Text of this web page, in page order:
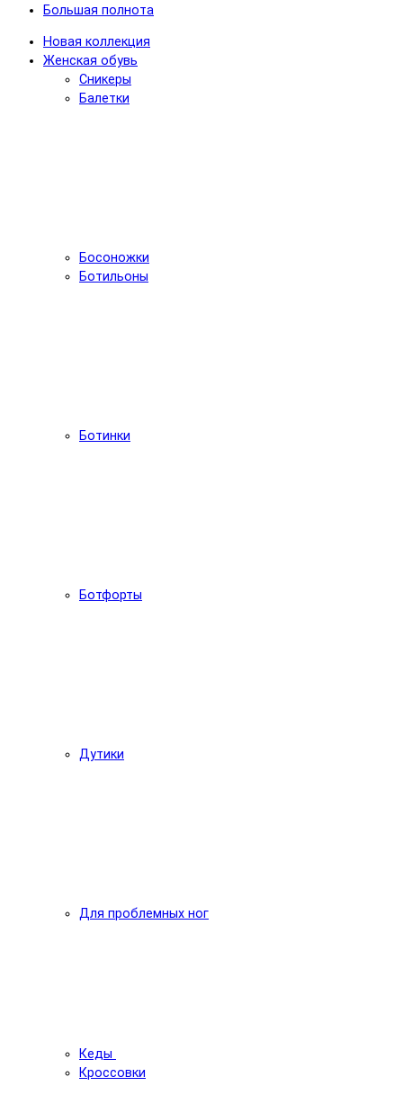
Большая полнота
Новая коллекция
Женская обувь
Сникеры
Балетки
Босоножки
Ботильоны
Ботинки
Ботфорты
Дутики
Для проблемных ног
Кеды
Кроссовки